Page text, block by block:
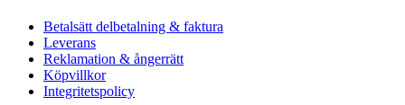
Betalsätt delbetalning & faktura
Leverans
Reklamation & ångerrätt
Köpvillkor
Integritetspolicy